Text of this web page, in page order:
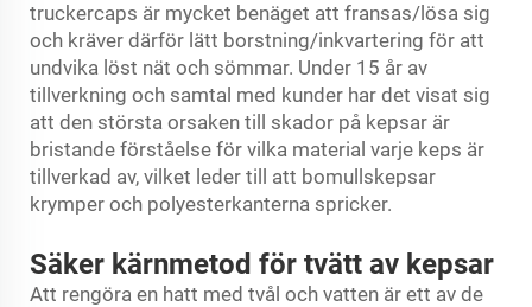
truckercaps är mycket benäget att fransas/lösa sig
och kräver därför lätt borstning/inkvartering för att
undvika löst nät och sömmar. Under 15 år av
tillverkning och samtal med kunder har det visat sig
att den största orsaken till skador på kepsar är
bristande förståelse för vilka material varje keps är
tillverkad av, vilket leder till att bomullskepsar
krymper och polyesterkanterna spricker.
Säker kärnmetod för tvätt av kepsar
Att rengöra en hatt med tvål och vatten är ett av de